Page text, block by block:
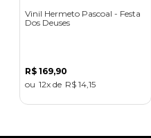
Vinil Hermeto Pascoal - Festa
Dos Deuses
R$ 169,90
12
R$ 14 15